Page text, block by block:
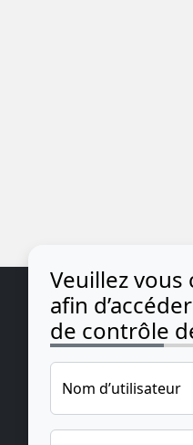
Veuillez
afin
de contrôle
Nom d’utilisateur